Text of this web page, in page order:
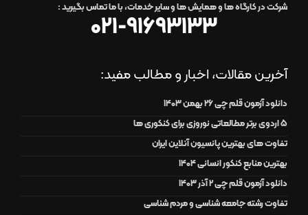
شرکت در کارگاه ها و همایش ها و سایر خدمات،با ما تماس بگیرید:
021-91693133
آخرین مقالات، اخبار و مطالب مفید:
دانلود آزمون قلم چی 26 بهمن 1403
۵ اردوی برتر مطالعاتی نوروزی برای کنکوری ها
تفاوت های بهترین پانسیون آنلاین ایران
بهترین منابع کنکور انسانی 1404
دانلود آزمون قلم چی 2 آذر 1403
تفاوت رشته جامعه شناسی و مردم شناسی